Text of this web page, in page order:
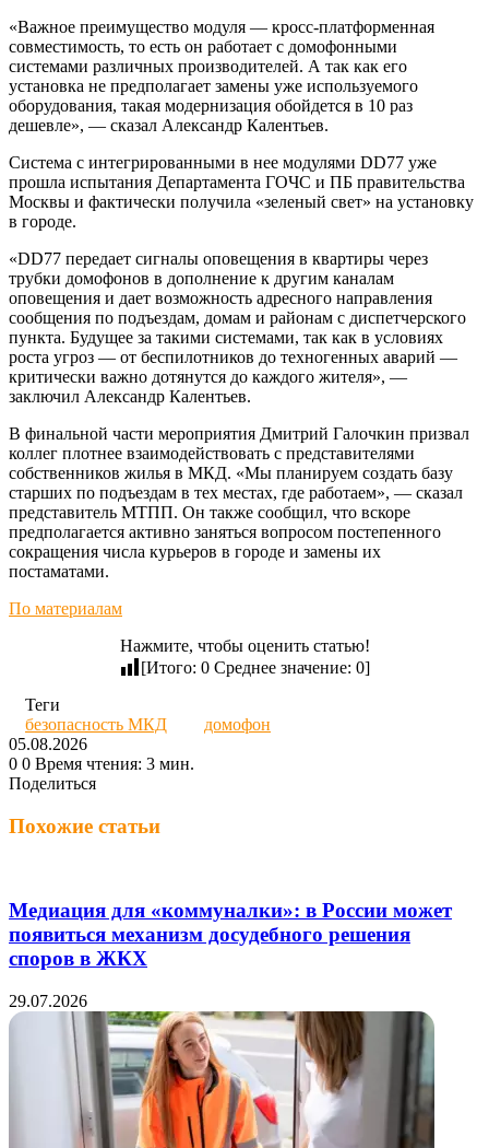
«Важное преимущество модуля — кросс-платформенная
совместимость, то есть он работает с домофонными
системами различных производителей. А так как его
установка не предполагает замены уже используемого
оборудования, такая модернизация обойдется в 10 раз
дешевле», — сказал Александр Калентьев.
Система с интегрированными в нее модулями DD77 уже
прошла испытания Департамента ГОЧС и ПБ правительства
Москвы и фактически получила «зеленый свет» на установку
в городе.
«DD77 передает сигналы оповещения в квартиры через
трубки домофонов в дополнение к другим каналам
оповещения и дает возможность адресного направления
сообщения по подъездам, домам и районам с диспетчерского
пункта. Будущее за такими системами, так как в условиях
роста угроз — от беспилотников до техногенных аварий —
критически важно дотянутся до каждого жителя», —
заключил Александр Калентьев.
В финальной части мероприятия Дмитрий Галочкин призвал
коллег плотнее взаимодействовать с представителями
собственников жилья в МКД. «Мы планируем создать базу
старших по подъездам в тех местах, где работаем», — сказал
представитель МТПП. Он также сообщил, что вскоре
предполагается активно заняться вопросом постепенного
сокращения числа курьеров в городе и замены их
постаматами.
По материалам
Нажмите, чтобы оценить статью!
[Итого: 0 Среднее значение: 0]
Теги
безопасность МКД
домофон
05.08.2026
0 0 Время чтения: 3 мин.
Поделиться
через
Похожие статьи
Медиация для «коммуналки»: в России может
появиться механизм досудебного решения
споров в ЖКХ
29.07.2026